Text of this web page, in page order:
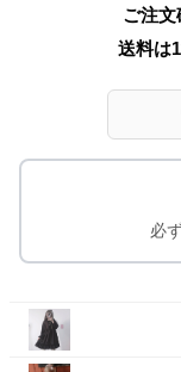
ご注文
送料は
必